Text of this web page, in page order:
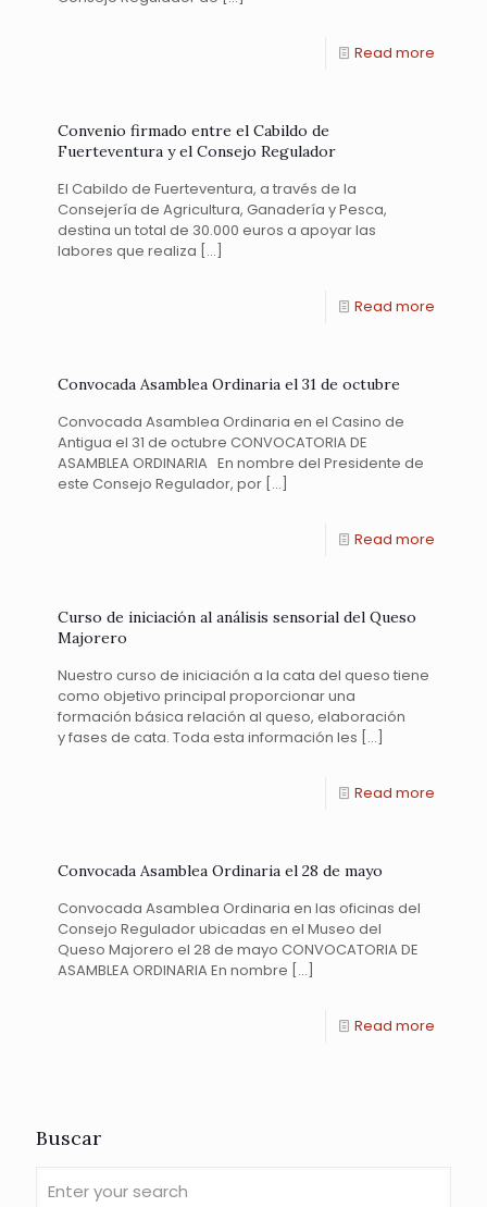
Read more
Convenio firmado entre el Cabildo de
Fuerteventura y el Consejo Regulador
El Cabildo de Fuerteventura, a través de la
Consejería de Agricultura, Ganadería y Pesca,
destina un total de 30.000 euros a apoyar las
labores que realiza […]
Read more
Convocada Asamblea Ordinaria el 31 de octubre
Convocada Asamblea Ordinaria en el Casino de
Antigua el 31 de octubre CONVOCATORIA DE
ASAMBLEA ORDINARIA En nombre del Presidente de
este Consejo Regulador, por […]
Read more
Curso de iniciación al análisis sensorial del Queso
Majorero
Nuestro curso de iniciación a la cata del queso tiene
como objetivo principal proporcionar una
formación básica relación al queso, elaboración
y fases de cata. Toda esta información les […]
Read more
Convocada Asamblea Ordinaria el 28 de mayo
Convocada Asamblea Ordinaria en las oficinas del
Consejo Regulador ubicadas en el Museo del
Queso Majorero el 28 de mayo CONVOCATORIA DE
ASAMBLEA ORDINARIA En nombre […]
Read more
Buscar